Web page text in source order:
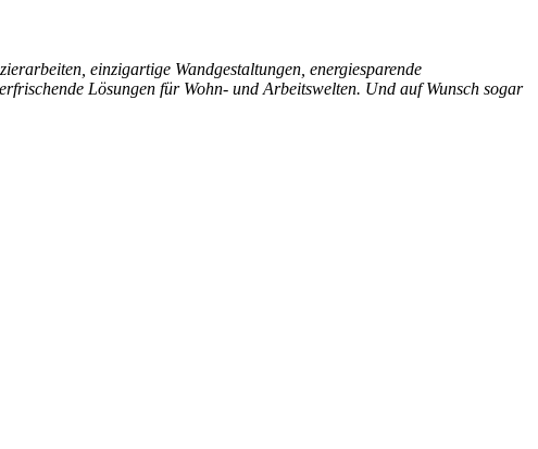
einzigartige Wandgestaltungen, energiesparende
Lösungen für Wohn- und Arbeitswelten. Und auf Wunsch sogar